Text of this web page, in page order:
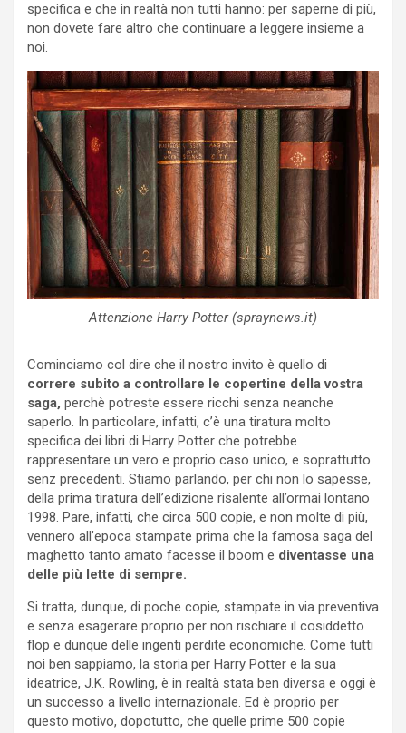
specifica e che in realtà non tutti hanno: per saperne di più,
non dovete fare altro che continuare a leggere insieme a
noi.
Attenzione Harry Potter (spraynews.it)
Cominciamo col dire che il nostro invito è quello di
correre subito a controllare le copertine della vostra
saga, perchè potreste essere ricchi senza neanche
saperlo. In particolare, infatti, c’è una tiratura molto
specifica dei libri di Harry Potter che potrebbe
rappresentare un vero e proprio caso unico, e soprattutto
senz precedenti. Stiamo parlando, per chi non lo sapesse,
della prima tiratura dell’edizione risalente all’ormai lontano
1998. Pare, infatti, che circa 500 copie, e non molte di più,
vennero all’epoca stampate prima che la famosa saga del
maghetto tanto amato facesse il boom e diventasse una
delle più lette di sempre.
Si tratta, dunque, di poche copie, stampate in via preventiva
e senza esagerare proprio per non rischiare il cosiddetto
flop e dunque delle ingenti perdite economiche. Come tutti
noi ben sappiamo, la storia per Harry Potter e la sua
ideatrice, J.K. Rowling, è in realtà stata ben diversa e oggi è
un successo a livello internazionale. Ed è proprio per
questo motivo, dopotutto, che quelle prime 500 copie